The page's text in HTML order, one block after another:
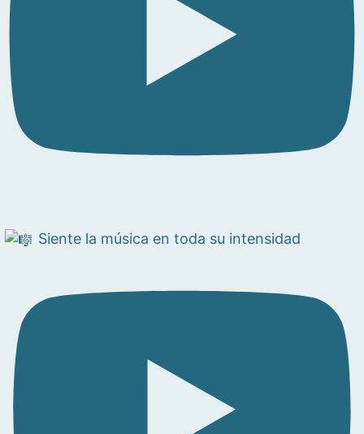
Siente la música en toda su intensidad